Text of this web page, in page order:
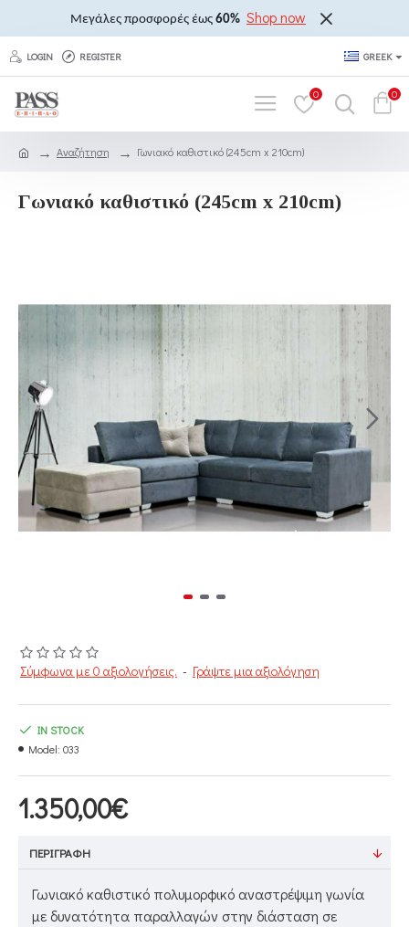
Μεγάλες προσφορές έως 60% Shop now
LOGIN REGISTER GREEK
0 0
Αναζήτηση Γωνιακό καθιστικό (245cm x 210cm)
Γωνιακό καθιστικό (245cm x 210cm)
Σύμφωνα με 0 αξιολογήσεις. - Γράψτε μια αξιολόγηση
1.350,00€
IN STOCK
Model: 033
ΠΕΡΙΓΡΑΦΉ
Γωνιακό καθιστικό πολυμορφικό αναστρέψιμη γωνία
με δυνατότητα παραλλαγών στην διάσταση σε